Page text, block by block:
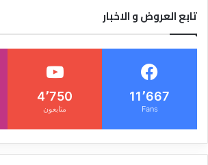
تابع العروض و الاخبار
11٬667
Fans
4٬750
متابعون